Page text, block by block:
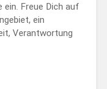
ein. Freue Dich auf
ein
Verantwortung